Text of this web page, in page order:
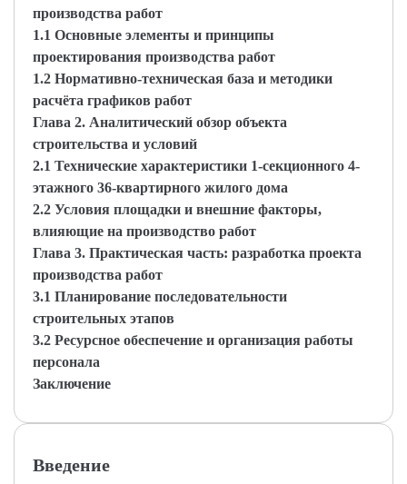
производства работ
1.1 Основные элементы и принципы
проектирования производства работ
1.2 Нормативно-техническая база и методики
расчёта графиков работ
Глава 2. Аналитический обзор объекта
строительства и условий
2.1 Технические характеристики 1-секционного 4-
этажного 36-квартирного жилого дома
2.2 Условия площадки и внешние факторы,
влияющие на производство работ
Глава 3. Практическая часть: разработка проекта
производства работ
3.1 Планирование последовательности
строительных этапов
3.2 Ресурсное обеспечение и организация работы
персонала
Заключение
Введение